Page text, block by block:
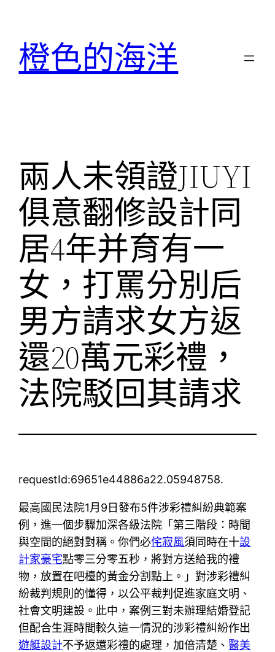
橙色的海洋
兩人未領證JIUYI
俱意翻修設計同
居4年并育有一
女，打罵分別后
男方請求女方返
還20萬元彩禮，
法院駁回其請求
requestId:69651e44886a22.05948758.
最高國民法院1月9日發布5件涉彩禮糾紛典範案
例，進一個步驟加深各級法院「第三階段：時間
與空間的絕對對稱。你們必侘寂風須同時在十設
計家豪宅點零三分零五秒，將對方送給我的禮
物，放置在吧檯的黃金分割點上。」對涉彩禮糾
紛裁判規則的懂得，以公平裁判促進家庭文明、
社會文明建設。此中，案例三對未辦理結婚登記
但配合生涯時間較久這一情況的涉彩禮糾紛作出
遊艇設計不予返還彩禮的處理，加倍清楚、醫美